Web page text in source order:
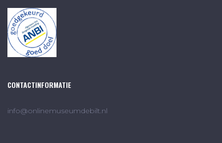
CONTACTINFORMATIE
info@onlinemuseumdebilt.nl